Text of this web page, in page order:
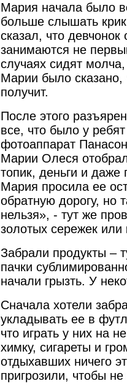
Мария начала было
больше слышать
сказал, что
занимаются не
случаях сидят
Марии было
получит.
После этого
все, что было у
фотоаппарат
Марии Олеся
топик, деньги и даже
Мария просила ее
обратную дорогу, но
нельзя», - тут же
золотых сережек или
Забрали продукты –
пачки
начали грызть. У
Сначала хотели
укладывать ее в
что играть у них на
химку, сигареты и
отдыхавших ничего
пригрозили, чтобы